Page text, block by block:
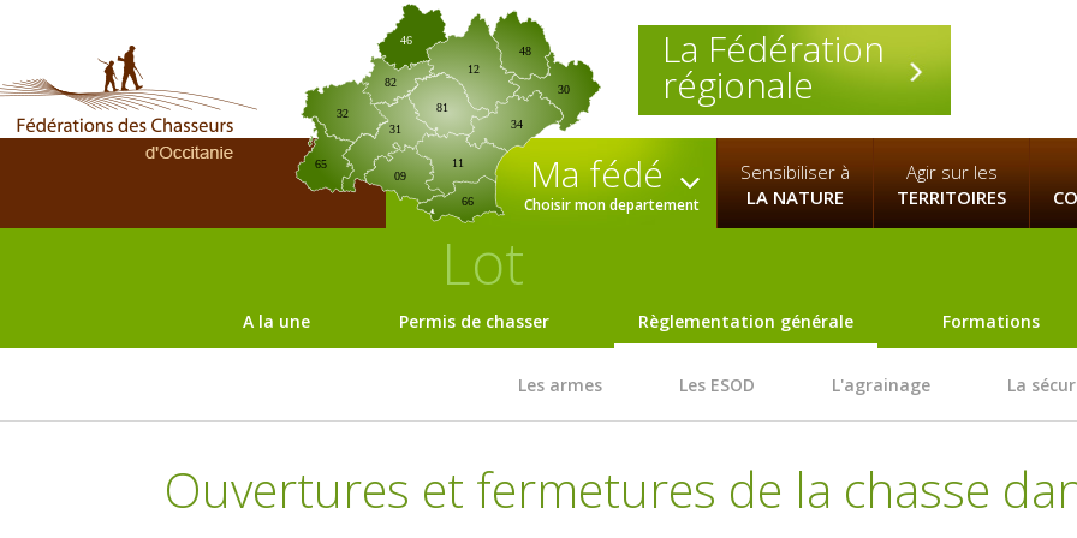
La Fédération
régionale
09
12
30
31
32
34
46
65
66
81
82
11
48
Ma fédé
Choisir mon departement
Sensibiliser à
LA NATURE
Agir sur les
TERRITOIRES
Lot
A la une Permis de chasser Règlementation générale Formations
Les armes Les ESOD L'agrainage La
Ouvertures et fermetures de la chasse